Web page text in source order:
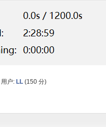
用户: LL (150 分)